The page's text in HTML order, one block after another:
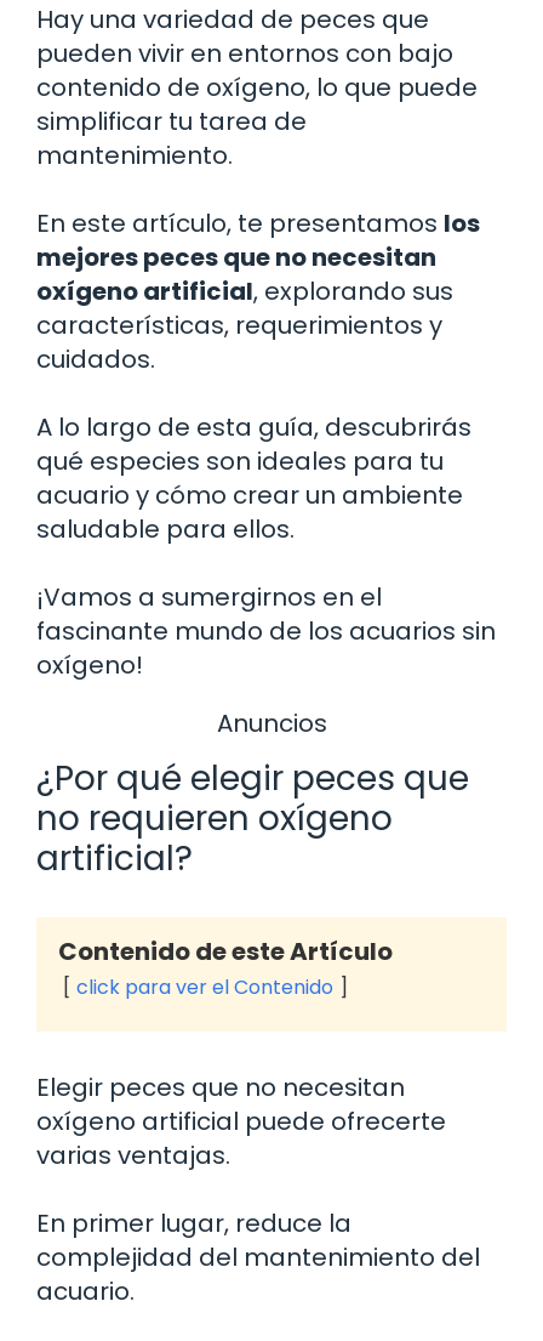
Hay una variedad de peces que
pueden vivir en entornos con bajo
contenido de oxígeno, lo que puede
simplificar tu tarea de
mantenimiento.
En este artículo, te presentamos los
mejores peces que no necesitan
oxígeno artificial, explorando sus
características, requerimientos y
cuidados.
A lo largo de esta guía, descubrirás
qué especies son ideales para tu
acuario y cómo crear un ambiente
saludable para ellos.
¡Vamos a sumergirnos en el
fascinante mundo de los acuarios sin
oxígeno!
Anuncios
¿Por qué elegir peces que
no requieren oxígeno
artificial?
Contenido de este Artículo
click para ver el Contenido
Elegir peces que no necesitan
oxígeno artificial puede ofrecerte
varias ventajas.
En primer lugar, reduce la
complejidad del mantenimiento del
acuario.